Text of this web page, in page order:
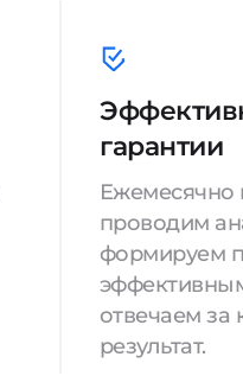
гарантии
Ежемесячно
проводим
формируем
отвечаем за
результат.